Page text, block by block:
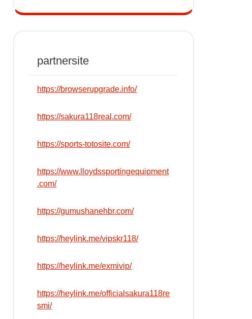
partnersite
https://browserupgrade.info/
https://sakura118real.com/
https://sports-totosite.com/
https://www.lloydssportingequipment
.com/
https://gumushanehbr.com/
https://heylink.me/vipskr118/
https://heylink.me/exmivip/
https://heylink.me/officialsakura118re
smi/